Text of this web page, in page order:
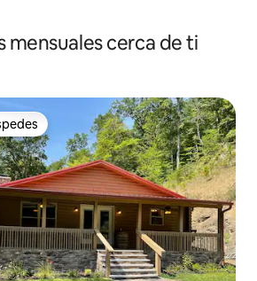
mensuales cerca de ti